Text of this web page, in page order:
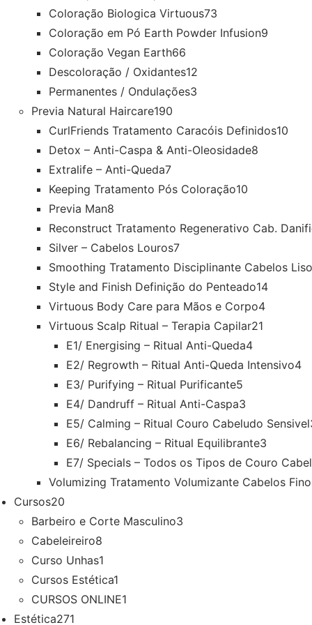
Coloração Biologica Virtuous73
Coloração em Pó Earth Powder Infusion9
Coloração Vegan Earth66
Descoloração / Oxidantes12
Permanentes / Ondulações3
Previa Natural Haircare190
CurlFriends Tratamento Caracóis Definidos10
Detox – Anti-Caspa & Anti-Oleosidade8
Extralife – Anti-Queda7
Keeping Tratamento Pós Coloração10
Previa Man8
Reconstruct Tratamento Regenerativo Cab.
Silver – Cabelos Louros7
Smoothing Tratamento Disciplinante Cabelos
Style and Finish Definição do Penteado14
Virtuous Body Care para Mãos e Corpo4
Virtuous Scalp Ritual – Terapia Capilar21
E1/ Energising – Ritual Anti-Queda4
E2/ Regrowth – Ritual Anti-Queda Intensivo4
E3/ Purifying – Ritual Purificante5
E4/ Dandruff – Ritual Anti-Caspa3
E5/ Calming – Ritual Couro Cabeludo Sensivel
E6/ Rebalancing – Ritual Equilibrante3
E7/ Specials – Todos os Tipos de Couro
Volumizing Tratamento Volumizante Cabelos
Cursos20
Barbeiro e Corte Masculino3
Cabeleireiro8
Curso Unhas1
Cursos Estética1
CURSOS ONLINE1
Estética271